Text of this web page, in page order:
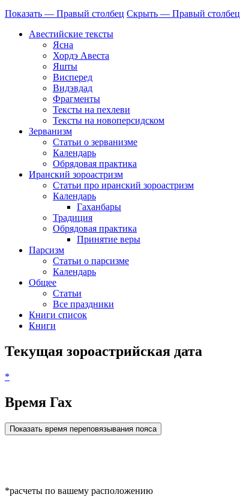
Показать — Правый столбец Скрыть — Правый столбец
Авестийские тексты
Ясна
Хордэ Авеста
Яшты
Висперед
Видэвдад
Фрагменты
Тексты на пехлеви
Тексты на новоперсидском
Зерванизм
Статьи о зерванизме
Календарь
Обрядовая практика
Иранский зороастризм
Статьи про иранский зороастризм
Календарь
Гаханбары
Традиция
Обрядовая практика
Принятие веры
Парсизм
Статьи о парсизме
Календарь
Общее
Статьи
Все праздники
Книги список
Книги
Текущая зороастрийская дата
*
Время Гах
Показать время переповязывания пояса
*расчеты по вашему расположению